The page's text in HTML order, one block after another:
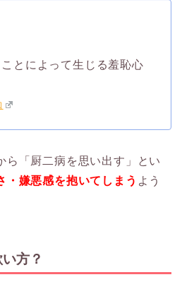
とによって生じる羞恥心
ら「厨二病を思い出す」とい
・嫌悪感を抱いてしまう よう
方？